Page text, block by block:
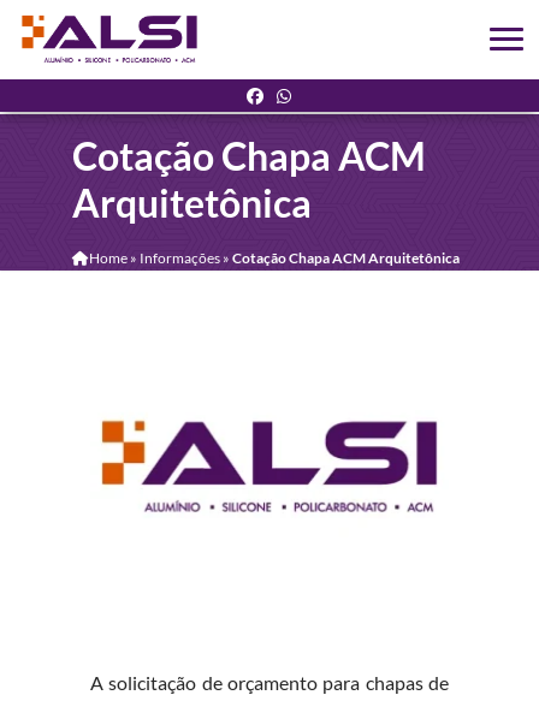
Cotação Chapa ACM
Arquitetônica
Home» Informações » Cotação Chapa ACM Arquitetônica
A solicitação de orçamento para chapas de